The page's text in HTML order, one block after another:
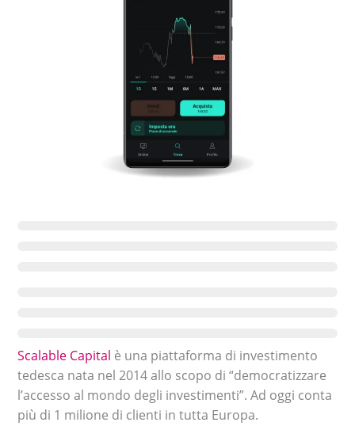
Scalable Capital è una piattaforma di investimento
tedesca nata nel 2014 allo scopo di “democratizzare
l’accesso al mondo degli investimenti”. Ad oggi conta
più di 1 milione di clienti in tutta Europa.